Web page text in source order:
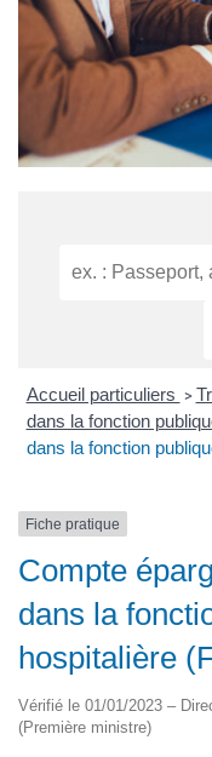
Accueil particuliers >
dans la fonction
dans la fonction
Fiche pratique
Compte
dans la
hospitalière
Vérifié le 01/01/2023 –
(Première ministre)